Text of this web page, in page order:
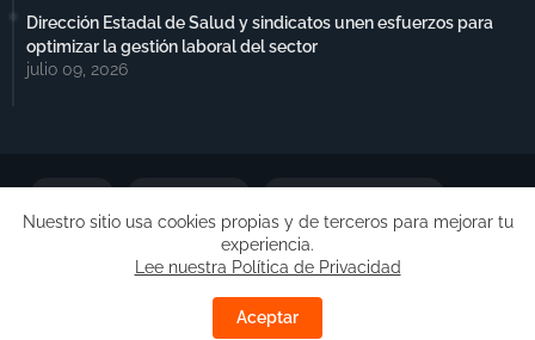
Dirección Estadal de Salud y sindicatos unen esfuerzos para
optimizar la gestión laboral del sector
julio 09, 2026
Free Blogger Templates
| Desarrollado por
Nuestro sitio usa cookies propias y de terceros para mejorar tu
experiencia.
Lee nuestra Política de Privacidad
Aceptar